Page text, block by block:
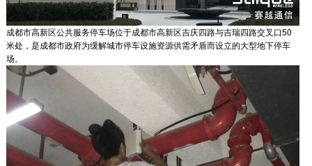
成都市高新区公共服务停车场位于成都市高新区吉庆四路与吉瑞四路交叉口50
米处，是成都市政府为缓解城市停车设施资源供需矛盾而设立的大型地下停车
场。